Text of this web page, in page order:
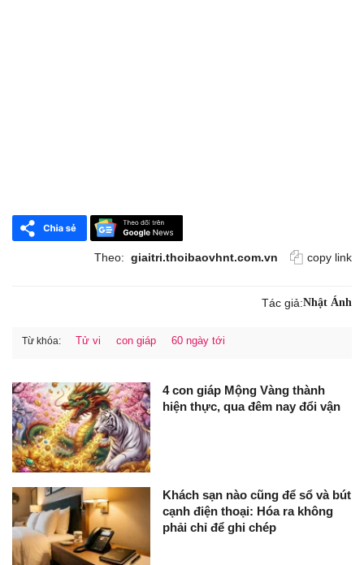
Theo: giaitri.thoibaovhnt.com.vn copy link
Tác giả:Nhật Ánh
Từ khóa: Tử vi con giáp 60 ngày tới
4 con giáp Mộng Vàng thành
hiện thực, qua đêm nay đổi vận
Khách sạn nào cũng để sổ và bút
cạnh điện thoại: Hóa ra không
phải chỉ để ghi chép